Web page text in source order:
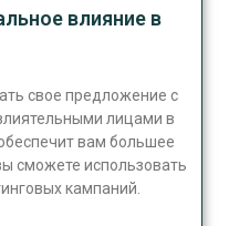
влияние в
свое предложение с
лицами в
вам большее
сможете использовать
кампаний.